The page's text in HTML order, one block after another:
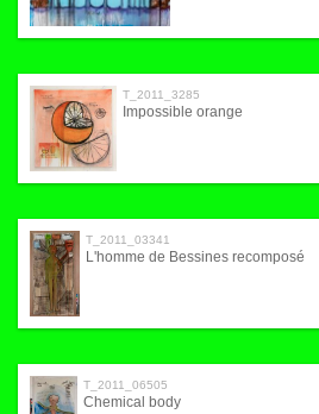
T_2011_3285
Impossible orange
T_2011_03341
L'homme de Bessines recomposé
T_2011_06505
Chemical body